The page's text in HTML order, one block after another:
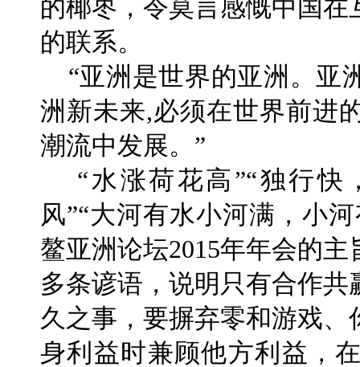
的椰枣，令莫言感慨中国
的联系。
“亚洲是世界的亚洲。亚
洲新未来,必须在世界前进
潮流中发展。”
“水涨荷花高”“独行快
风”“大河有水小河满，小
鳌亚洲论坛2015年年会的
多条谚语，说明只有合作
久之事，要摒弃零和游戏
身利益时兼顾他方利益，